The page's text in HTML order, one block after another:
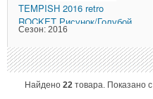
TEMPISH 2016 retro
ROCKET Рисунок/Голубой
Сезон: 2016
Найдено 22 товара. Показано с